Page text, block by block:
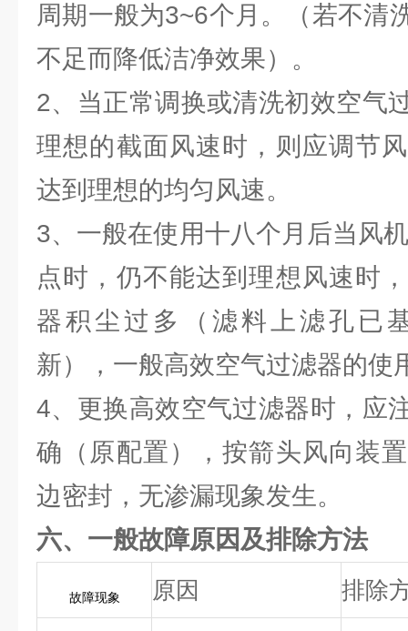
周期一般为3~6个月。（若不清
不足而降低洁净效果）。
2、当正常调换或清洗初效空气
理想的截面风速时，则应调节
达到理想的均匀风速。
3、一般在使用十八个月后当风
点时，仍不能达到理想风速时
器积尘过多（滤料上滤孔已
新），一般高效空气过滤器的使
4、更换高效空气过滤器时，应
确（原配置），按箭头风向装
边密封，无渗漏现象发生。
六、一般故障原因及排除方法
故障现象 原因 排除